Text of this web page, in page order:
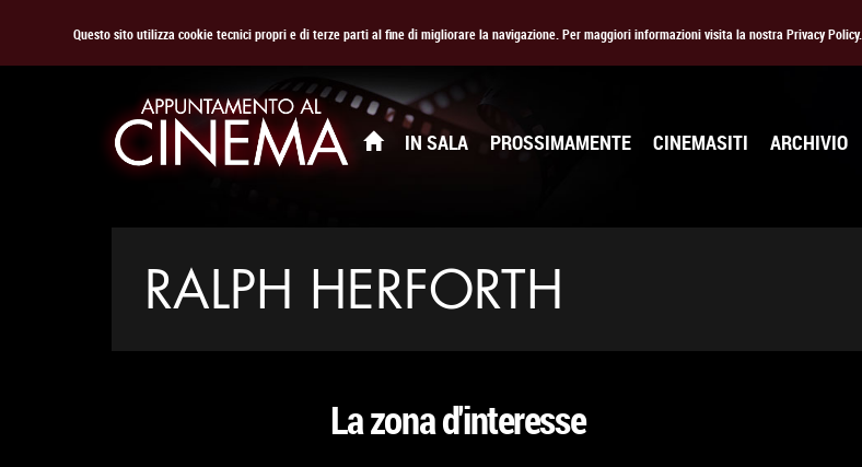
Questo sito utilizza cookie tecnici propri e di terze parti al fine di migliorare la navigazione. Per maggiori informazioni visita la nostra Privacy Policy.
IN SALA PROSSIMAMENTE CINEMASITI ARCHIVIO
RALPH HERFORTH
La zona d'interesse